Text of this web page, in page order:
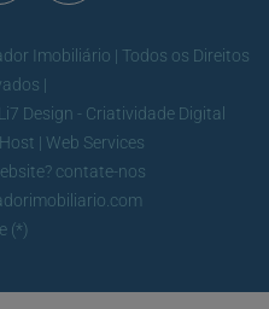
Imobiliário | Todos os Direitos
|
Li7 Design - Criatividade Digital
| Web Services
contate-nos
(*)